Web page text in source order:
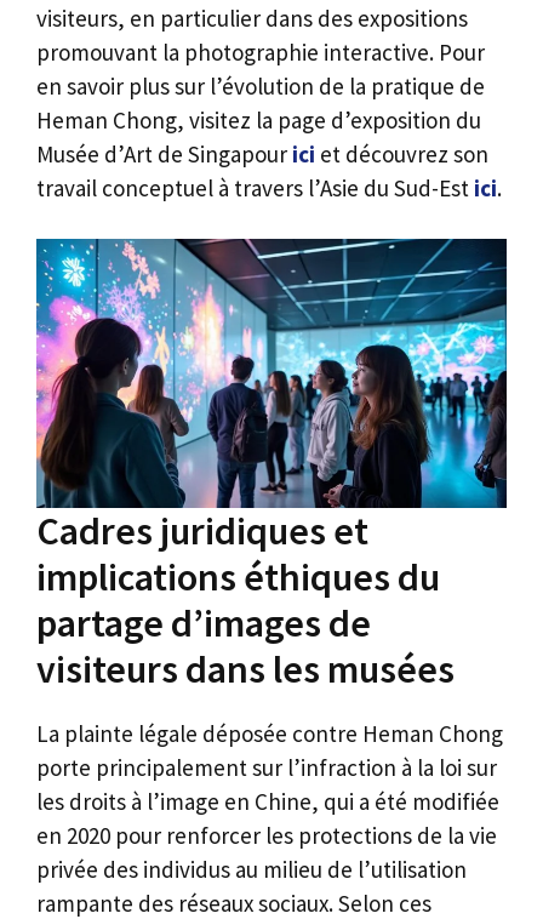
visiteurs, en particulier dans des expositions
promouvant la photographie interactive. Pour
en savoir plus sur l’évolution de la pratique de
Heman Chong, visitez la page d’exposition du
Musée d’Art de Singapour ici et découvrez son
travail conceptuel à travers l’Asie du Sud-Est ici.
Cadres juridiques et
implications éthiques du
partage d’images de
visiteurs dans les musées
La plainte légale déposée contre Heman Chong
porte principalement sur l’infraction à la loi sur
les droits à l’image en Chine, qui a été modifiée
en 2020 pour renforcer les protections de la vie
privée des individus au milieu de l’utilisation
rampante des réseaux sociaux. Selon ces